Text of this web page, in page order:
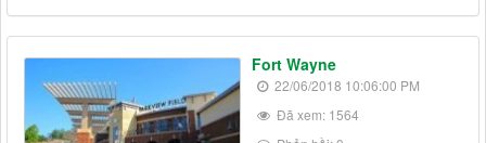
Fort Wayne
22/06/2018 10:06:00 PM
Đã xem: 1564